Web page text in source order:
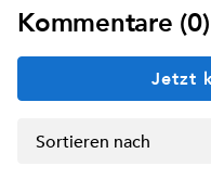
Kommentare (0)
Jetzt
Sortieren nach